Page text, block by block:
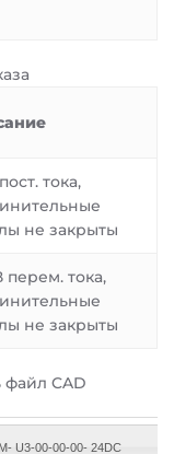
тока,
не закрыты
перем. тока,
не закрыты
файл CAD